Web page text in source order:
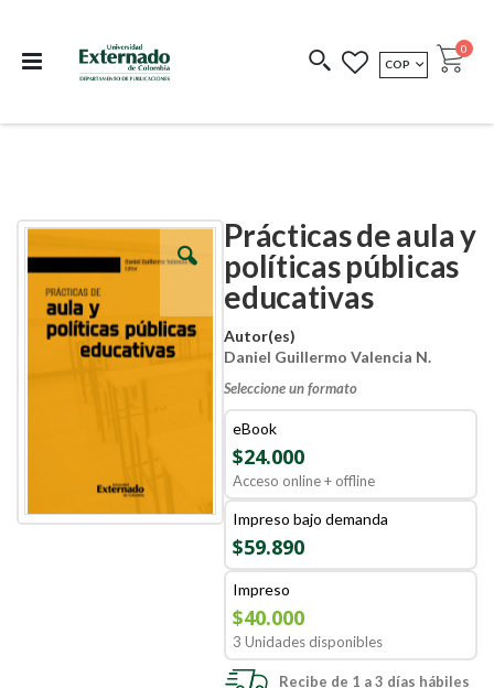
COEDICIONES REDIMIR CÓDIGO
MONEDA
COP Cart
0
Prácticas de aula y
políticas públicas
educativas
Autor(es)
Daniel Guillermo Valencia N.
Seleccione un formato
eBook
$24.000
Acceso online + offline
Impreso bajo demanda
$59.890
Impreso
$40.000
3 Unidades disponibles
Recibe de 1 a 3 días hábiles
Skip
the
Skip
the
beginning